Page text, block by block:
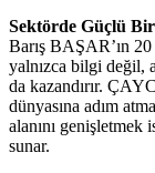
Sektörde Güçlü Bir
Barış BAŞAR’ın
yalnızca bilgi değil,
da kazandırır.
dünyasına adım
alanını genişletmek
sunar.